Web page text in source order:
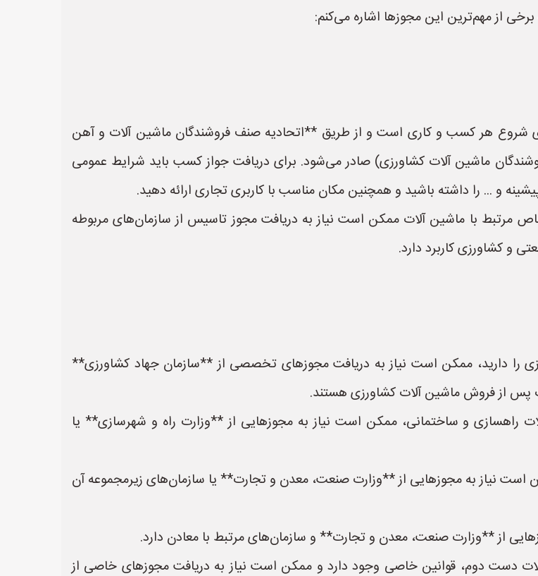
از مهم‌ترین این مجوزها اشاره می‌کنم:
هر کسب و کاری است و از طریق **اتحادیه صنف فروشندگان ماشین آلات و آهن
ماشین آلات کشاورزی) صادر می‌شود. برای دریافت جواز کسب باید شرایط عمومی
و ... را داشته باشید و همچنین مکان مناسب با کاربری تجاری ارائه دهید.
با ماشین آلات ممکن است نیاز به دریافت مجوز تاسیس از سازمان‌های مربوطه
و کشاورزی کاربرد دارد.
دارید، ممکن است نیاز به دریافت مجوزهای تخصصی از **سازمان جهاد کشاورزی**
پس از فروش ماشین آلات کشاورزی هستند.
و ساختمانی، ممکن است نیاز به مجوزهایی از **وزارت راه و شهرسازی** یا
نیاز به مجوزهایی از **وزارت صنعت، معدن و تجارت** یا سازمان‌های زیرمجموعه آن
از **وزارت صنعت، معدن و تجارت** و سازمان‌های مرتبط با معادن دارد.
دوم، قوانین خاصی وجود دارد و ممکن است نیاز به دریافت مجوزهای خاصی از